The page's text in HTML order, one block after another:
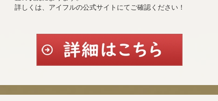
詳しくは、アイフルの公式サイトにてご確認ください！